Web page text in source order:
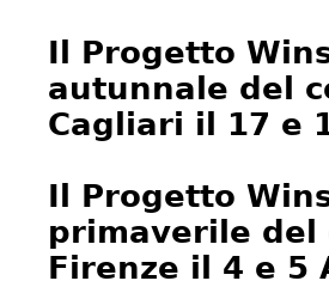
Il Progetto
autunnale del
Cagliari il 17 e
Il Progetto
primaverile del
Firenze il 4 e 5